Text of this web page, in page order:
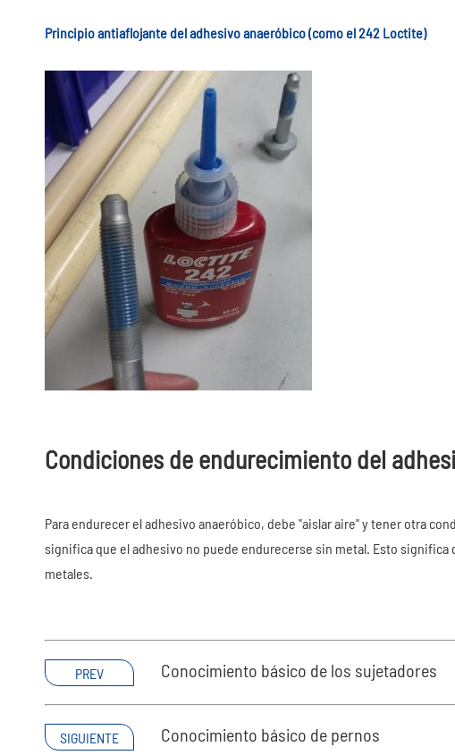
Principio antiaflojante del adhesivo anaeróbico (como el 242 Loctite)
Condiciones de endurecimiento del
Para endurecer el adhesivo anaeróbico, debe "aislar aire" y tener otra
significa que el adhesivo no puede endurecerse sin metal. Esto
metales.
PREV Conocimiento básico de los sujetadores
SIGUIENTE Conocimiento básico de pernos